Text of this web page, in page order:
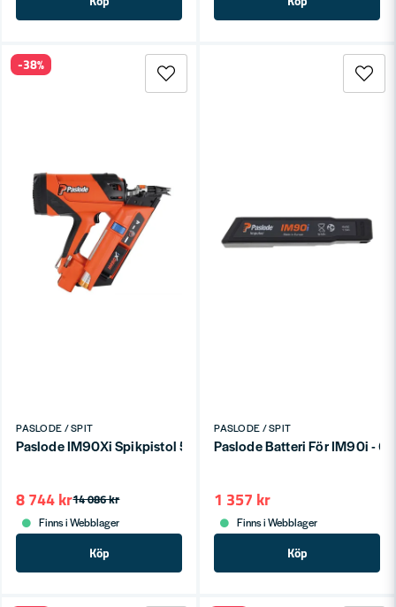
PASLODE / SPIT
Paslode IM90Xi Spikpistol 50-90mm 34° Gasdriven
14 086 kr
8 744 kr
Finns i Webblager
Köp
-38%
PASLODE / SPIT
Paslode Batteri För IM90i -
1 357 kr
Finns i Webblager
Köp